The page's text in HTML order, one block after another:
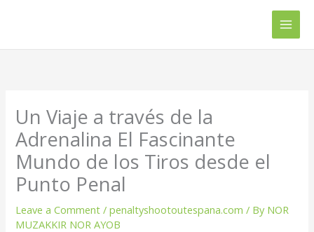
Main
Un Viaje a través de la
Adrenalina El Fascinante
Mundo de los Tiros desde el
Punto Penal
Leave a Comment /penaltyshootoutespana.com / By NOR
MUZAKKIR NOR AYOB